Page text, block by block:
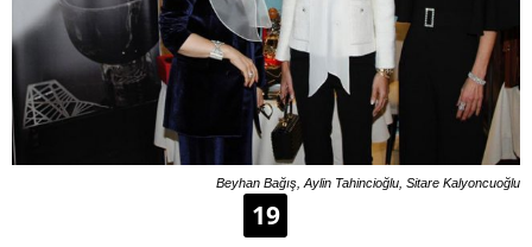
Beyhan Bağış, Aylin Tahincioğlu, Sitare Kalyoncuoğlu
19